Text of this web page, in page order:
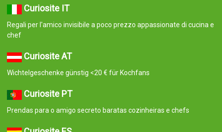
Curiosite IT
Regali per l'amico invisibile a poco prezzo appassionate di cucina e
chef
Curiosite AT
Wichtelgeschenke günstig <20 € für Kochfans
Curiosite PT
Prendas para o amigo secreto baratas cozinheiras e chefs